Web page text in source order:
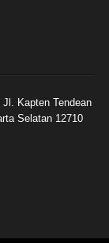
Kapten Tendean
Selatan 12710